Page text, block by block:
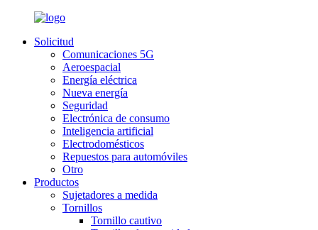
Solicitud
Comunicaciones 5G
Aeroespacial
Energía eléctrica
Nueva energía
Seguridad
Electrónica de consumo
Inteligencia artificial
Electrodomésticos
Repuestos para automóviles
Otro
Productos
Sujetadores a medida
Tornillos
Tornillo cautivo